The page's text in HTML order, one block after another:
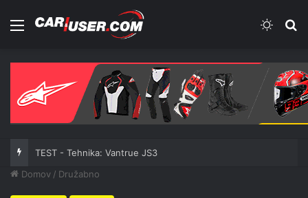
Meni
TEST - Tehnika: Vantrue JS3
Domov / Družabno